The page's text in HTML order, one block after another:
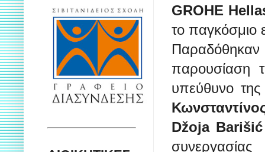
GROHE
το παγκόσμιο
παρουσίαση
υπεύθυνο
Džoja Barišić